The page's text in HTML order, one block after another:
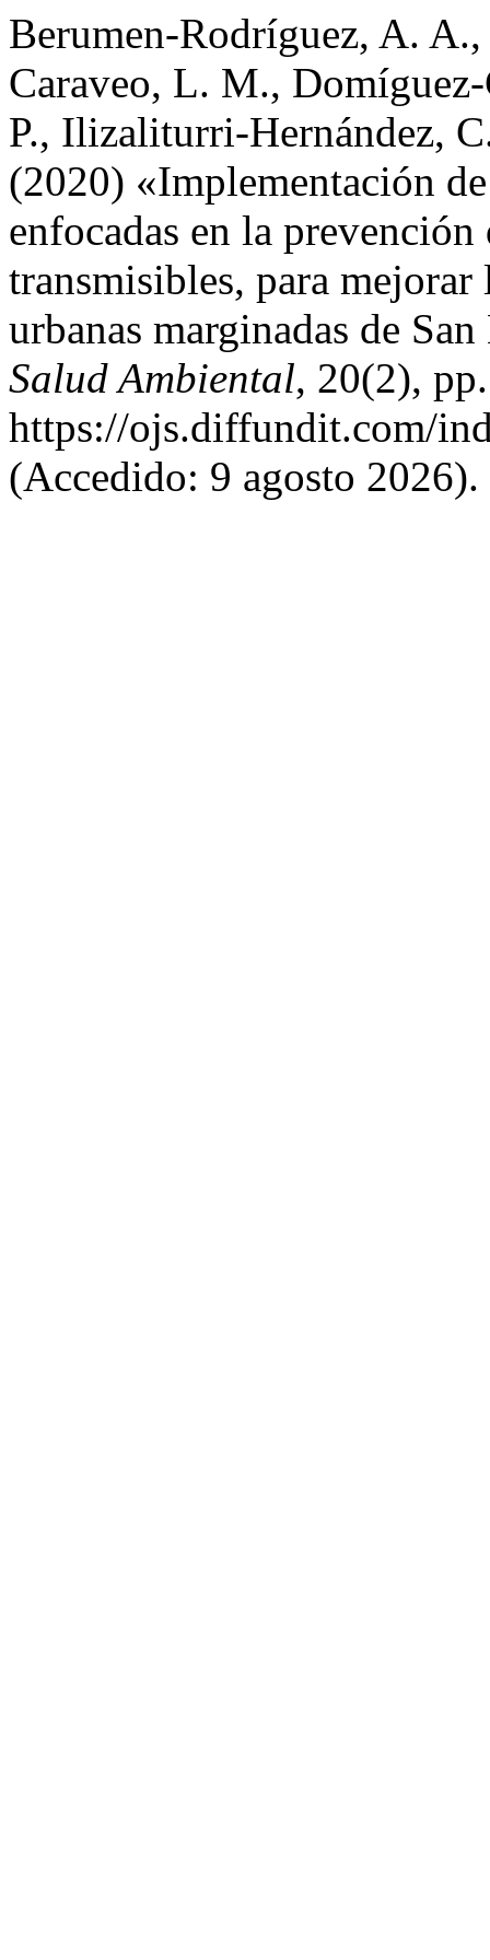
Berumen-Rodríguez, A.
Caraveo, L. M.,
P., Ilizaliturri-Hernández,
(2020) «Implementación
enfocadas en la prevención
transmisibles, para mejorar
urbanas marginadas de
Salud Ambiental, 20(2),
https://ojs.diffundit.com/
(Accedido: 9 agosto 2026).